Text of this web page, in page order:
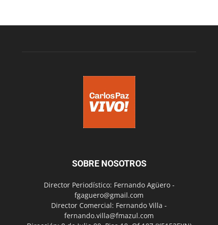
SOBRE NOSOTROS
Director Periodístico: Fernando Agüero -
fgaguero@gmail.com
Director Comercial: Fernando Villa -
fernando.villa@fmazul.com